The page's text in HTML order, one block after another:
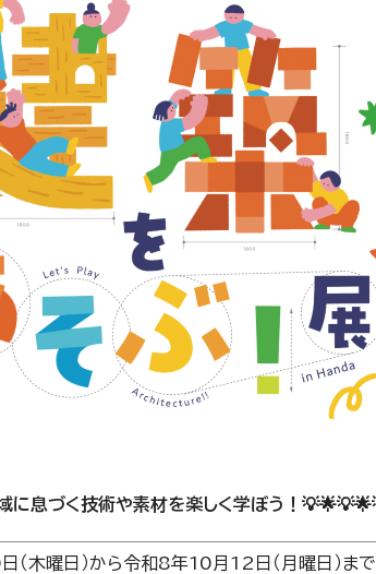
に息づく技術や素材を楽しく学ぼう！
木曜日）から令和8年10月12日（月曜日）まで